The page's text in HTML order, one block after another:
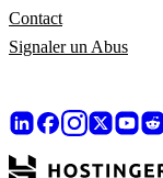
Contact
Signaler un Abus